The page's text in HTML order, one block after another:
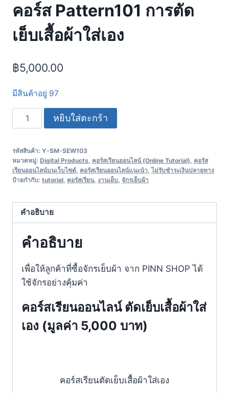
คอร์ส Pattern101 การตัด
เย็บเสื้อผ้าใส่เอง
฿5,000.00
มีสินค้าอยู่ 97
หยิบใส่ตะกร้า
รหัสสินค้า: Y-SM-SEW103
หมวดหมู่: Digital Products คอร์สเรียนออนไลน์ (Online Tutorial) คอร์ส
เรียนออนไลน์บนเว็บไซต์ คอร์สเรียนออนไลน์แนะนำ ,ไม่รับชำระเงินปลายทาง
ป้ายกำกับ: tutorial คอร์สเรียน, งานเย็บ จักรเย็บผ้า
คำอธิบาย
คำอธิบาย
เพื่อให้ลูกค้าที่ซื้อจักรเย็บผ้า จาก PINN SHOP ได้
ใช้จักรอย่างคุ้มค่า
คอร์สเรียนออนไลน์ ตัดเย็บเสื้อผ้าใส่
เอง (มูลค่า 5,000 บาท)
คอร์สเรียนตัดเย็บเสื้อผ้าใส่เอง